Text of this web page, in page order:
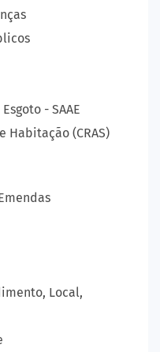
- SAAE
Habitação (CRAS)
Local,